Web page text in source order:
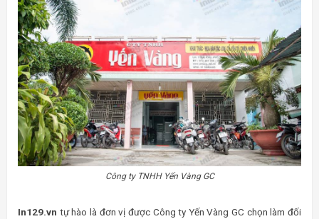
Công ty TNHH Yến Vàng GC
In129.vn tự hào là đơn vị được Công ty Yến Vàng GC chọn làm đối